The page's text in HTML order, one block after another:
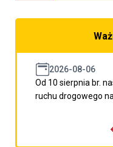
2026-08-06
Od 10 sierpnia br.
ruchu drogowego
porzpedniego